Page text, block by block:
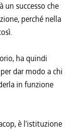
un successo che
perché nella
ha quindi
dar modo a chi
in funzione
è l'istituzione